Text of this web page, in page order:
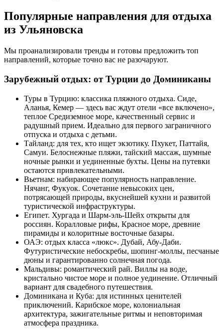
Популярные направления для отдыха
из Ульяновска
Мы проанализировали тренды и готовы предложить топ
направлений, которые точно вас не разочаруют.
Зарубежный отдых: от Турции до Доминиканы
Туры в Турцию: классика пляжного отдыха. Сиде,
Аланья, Кемер — здесь вас ждут отели «все включено»,
теплое Средиземное море, качественный сервис и
радушный прием. Идеально для первого заграничного
отпуска и отдыха с детьми.
Тайланд: для тех, кто ищет экзотику. Пхукет, Паттайя,
Самуи. Белоснежные пляжи, тайский массаж, шумные
ночные рынки и уединенные бухты. Цены на путевки
остаются привлекательными.
Вьетнам: набирающее популярность направление.
Нячанг, Фукуок. Сочетание невысоких цен,
потрясающей природы, вкуснейшей кухни и развитой
туристической инфраструктуры.
Египет. Хургада и Шарм-эль-Шейх открыты для
россиян. Коралловые рифы, Красное море, древние
пирамиды и колоритные восточные базары.
ОАЭ: отдых класса «люкс». Дубай, Абу-Даби.
Футуристические небоскребы, шопинг-моллы, песчаные
дюны и гарантированно солнечная погода.
Мальдивы: романтический рай. Виллы на воде,
кристально чистое море и полное уединение. Отличный
вариант для свадебного путешествия.
Доминикана и Куба: для истинных ценителей
приключений. Карибское море, колониальная
архитектура, зажигательные ритмы и неповторимая
атмосфера праздника.